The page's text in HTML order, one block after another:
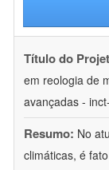
Título do
em reologia de
avançadas -
Resumo: No
climáticas, é